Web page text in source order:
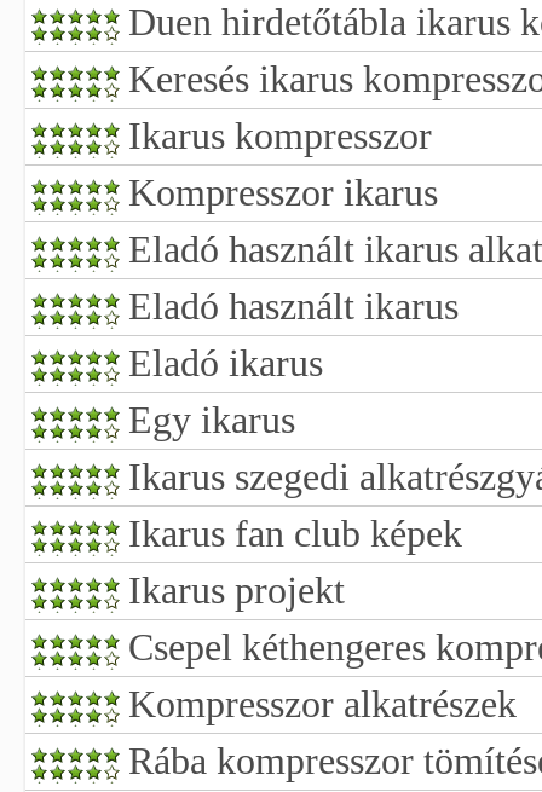
Duen hirdetőtábla ikarus
Keresés ikarus
Ikarus kompresszor
Kompresszor ikarus
Eladó használt ikarus
Eladó használt ikarus
Eladó ikarus
Egy ikarus
Ikarus szegedi
Ikarus fan club képek
Ikarus projekt
Csepel kéthengeres
Kompresszor alkatrészek
Rába kompresszor